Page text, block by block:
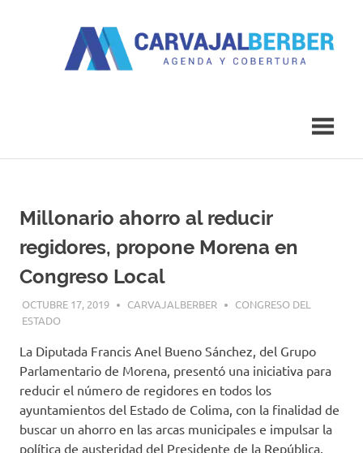
Millonario ahorro al reducir
regidores, propone Morena en
Congreso Local
OCTUBRE 17, 2019 CARVAJALBERBER
CONGRESO DEL
ESTADO
La Diputada Francis Anel Bueno Sánchez, del Grupo
Parlamentario de Morena, presentó una iniciativa para
reducir el número de regidores en todos los
ayuntamientos del Estado de Colima, con la finalidad de
buscar un ahorro en las arcas municipales e impulsar la
política de austeridad del Presidente de la República.